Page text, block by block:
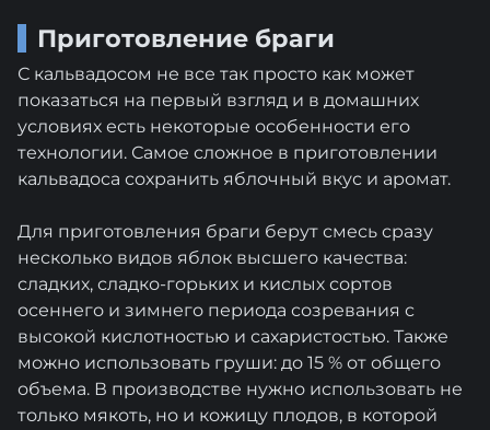
Приготовление браги
С кальвадосом не все так просто как может
показаться на первый взгляд и в домашних
условиях есть некоторые особенности его
технологии. Самое сложное в приготовлении
кальвадоса сохранить яблочный вкус и аромат.
Для приготовления браги берут смесь сразу
несколько видов яблок высшего качества:
сладких, сладко-горьких и кислых сортов
осеннего и зимнего периода созревания с
высокой кислотностью и сахаристостью. Также
можно использовать груши: до 15 % от общего
объема. В производстве нужно использовать не
только мякоть, но и кожицу плодов, в которой